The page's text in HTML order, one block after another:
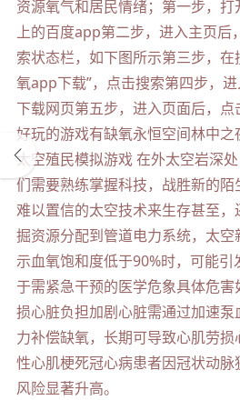
资源氧气和居民情绪；第一步，
上的百度app第二步，进入主页后
索状态栏，如下图所示第三步，
氧app下载”，点击搜索第四步，
下载网页第五步，进入页面后，
好玩的游戏有缺氧永恒空间林中
太空殖民模拟游戏 在外太空岩深
们需要熟练掌握科技，战胜新的
难以置信的太空技术来生存甚至
掘资源分配到管道电力系统，太
示血氧饱和度低于90%时，可能
于需紧急干预的医学危象具体危
损心脏负担加剧心脏需通过加速
力补偿缺氧，长期可导致心肌劳
性心肌梗死冠心病患者因冠状动
风险显著升高。